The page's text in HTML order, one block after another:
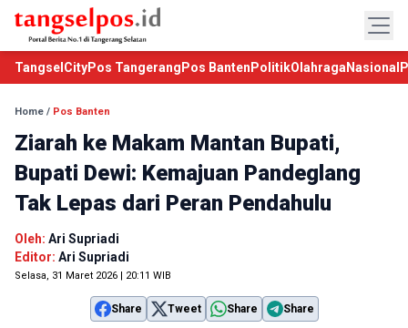
TangselCityPos Tangerang Pos Banten PolitikOlahraga Nasional
Home / Pos Banten
Ziarah ke Makam Mantan Bupati,
Bupati Dewi: Kemajuan Pandeglang
Tak Lepas dari Peran Pendahulu
Oleh: Ari Supriadi
Editor: Ari Supriadi
Selasa, 31 Maret 2026 | 20:11 WIB
Share Tweet Share Share